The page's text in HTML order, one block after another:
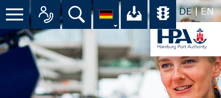
DE EN
Menü Alle Ansprechpartner im
Suche Ihr Download-